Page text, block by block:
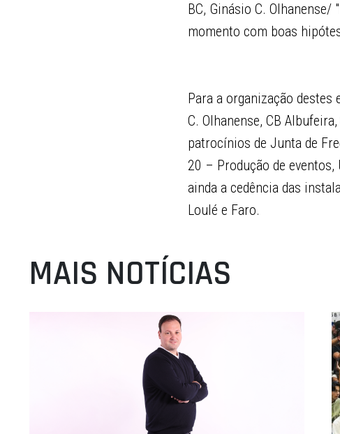
BC, Ginásio C.
momento com boas
Para a organização
C. Olhanense, CB
patrocínios de Junta de
20 – Produção de eventos,
ainda a cedência das
Loulé e Faro.
MAIS NOTÍCIAS